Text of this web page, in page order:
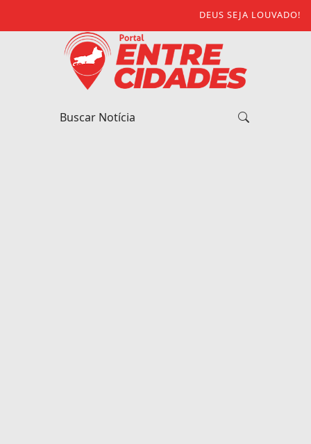
DEUS SEJA LOUVADO!